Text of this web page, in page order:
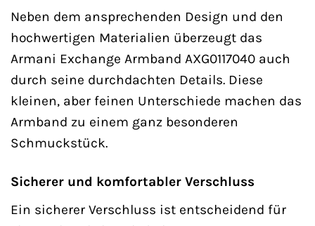
Neben dem ansprechenden Design und den
hochwertigen Materialien überzeugt das
Armani Exchange Armband AXG0117040 auch
durch seine durchdachten Details. Diese
kleinen, aber feinen Unterschiede machen das
Armband zu einem ganz besonderen
Schmuckstück.
Sicherer und komfortabler Verschluss
Ein sicherer Verschluss ist entscheidend für